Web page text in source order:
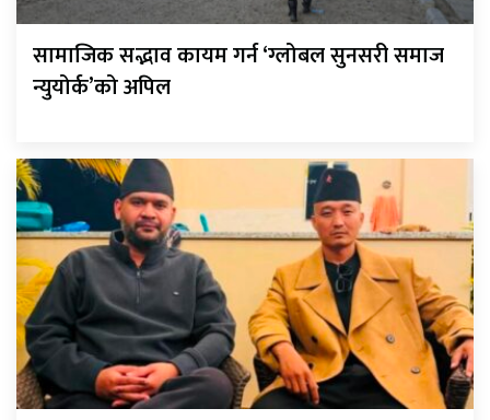
सामाजिक सद्भाव कायम गर्न ‘ग्लोबल सुनसरी समाज
न्युयोर्क’को अपिल